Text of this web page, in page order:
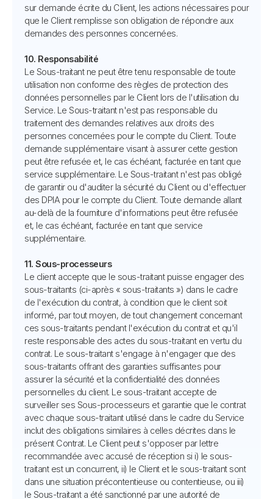
sur demande écrite du Client, les actions nécessaires pour
que le Client remplisse son obligation de répondre aux
demandes des personnes concernées.
10. Responsabilité
Le Sous-traitant ne peut être tenu responsable de toute
utilisation non conforme des règles de protection des
données personnelles par le Client lors de l'utilisation du
Service. Le Sous-traitant n'est pas responsable du
traitement des demandes relatives aux droits des
personnes concernées pour le compte du Client. Toute
demande supplémentaire visant à assurer cette gestion
peut être refusée et, le cas échéant, facturée en tant que
service supplémentaire. Le Sous-traitant n'est pas obligé
de garantir ou d'auditer la sécurité du Client ou d'effectuer
des DPIA pour le compte du Client. Toute demande allant
au-delà de la fourniture d'informations peut être refusée
et, le cas échéant, facturée en tant que service
supplémentaire.
11. Sous-processeurs
Le client accepte que le sous-traitant puisse engager des
sous-traitants (ci-après « sous-traitants ») dans le cadre
de l'exécution du contrat, à condition que le client soit
informé, par tout moyen, de tout changement concernant
ces sous-traitants pendant l'exécution du contrat et qu'il
reste responsable des actes du sous-traitant en vertu du
contrat. Le sous-traitant s'engage à n'engager que des
sous-traitants offrant des garanties suffisantes pour
assurer la sécurité et la confidentialité des données
personnelles du client. Le sous-traitant accepte de
surveiller ses Sous-processeurs et garantie que le contrat
avec chaque sous-traitant utilisé dans le cadre du Service
inclut des obligations similaires à celles décrites dans le
présent Contrat. Le Client peut s'opposer par lettre
recommandée avec accusé de réception si i) le sous-
traitant est un concurrent, ii) le Client et le sous-traitant sont
dans une situation précontentieuse ou contentieuse, ou iii)
le Sous-traitant a été sanctionné par une autorité de